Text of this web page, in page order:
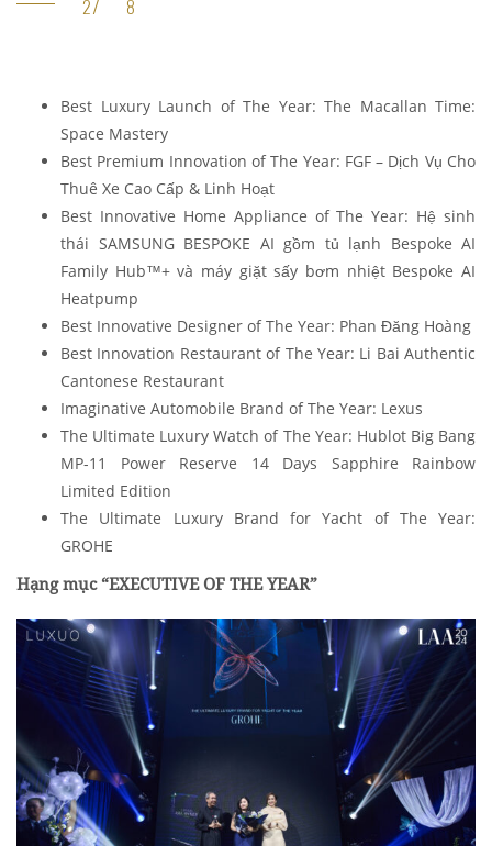
Best Luxury Launch of The Year: The Macallan Time:
Space Mastery
Best Premium Innovation of The Year: FGF – Dịch Vụ Cho
Thuê Xe Cao Cấp & Linh Hoạt
Best Innovative Home Appliance of The Year: Hệ sinh
thái SAMSUNG BESPOKE AI gồm tủ lạnh Bespoke AI
Family Hub™+ và máy giặt sấy bơm nhiệt Bespoke AI
Heatpump
Best Innovative Designer of The Year: Phan Đăng Hoàng
Best Innovation Restaurant of The Year: Li Bai Authentic
Cantonese Restaurant
Imaginative Automobile Brand of The Year: Lexus
The Ultimate Luxury Watch of The Year: Hublot Big Bang
MP-11 Power Reserve 14 Days Sapphire Rainbow
Limited Edition
The Ultimate Luxury Brand for Yacht of The Year:
GROHE
Hạng mục “EXECUTIVE OF THE YEAR”